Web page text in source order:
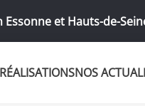
et Hauts-de-
NOS